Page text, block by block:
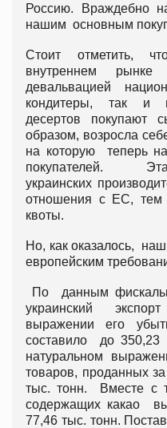
Россию. Враждебно
нашим основным
Стоит отметить,
внутреннем
девальвацией
кондитеры, так и
десертов покупают
образом, возросла
на которую теперь
покупателей. Эта
украинских
отношения с ЕС, тем
квоты.
Но, как оказалось,
европейским
По данным
украинский
выражении его
составило до
натуральном
товаров, проданных
тыс. тонн. Вместе с
содержащих какао
77,46 тыс. тонн.